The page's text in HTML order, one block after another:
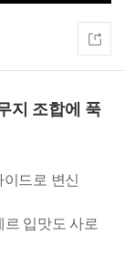
지 조합에 푹
드로 변신
입맛도 사로